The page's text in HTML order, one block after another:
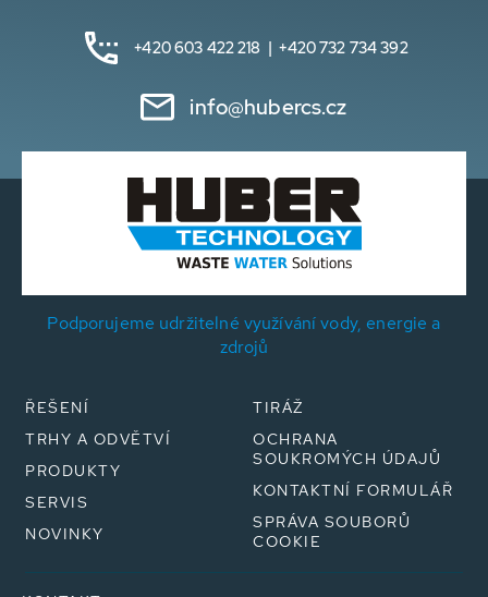
+420 603 422 218 | +420 732 734 392
info@hubercs.cz
Podporujeme udržitelné využívání vody, energie a
zdrojů
ŘEŠENÍ
TRHY A ODVĚTVÍ
PRODUKTY
SERVIS
NOVINKY
TIRÁŽ
OCHRANA
SOUKROMÝCH ÚDAJŮ
KONTAKTNÍ FORMULÁŘ
SPRÁVA SOUBORŮ
COOKIE